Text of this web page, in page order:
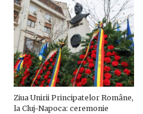
Ziua Unirii Principatelor Române,
la Cluj-Napoca: ceremonie